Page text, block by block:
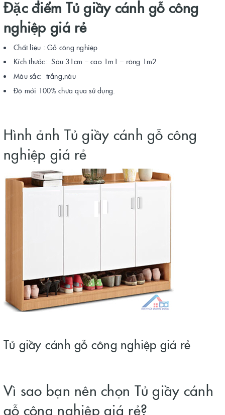
Đặc điểm Tủ giầy cánh gỗ công
nghiệp giá rẻ
Chất liệu : Gỗ công nghiệp
Kích thước: Sâu 31cm – cao 1m1 – rộng 1m2
Màu sắc: trắng,nâu
Độ mới 100% chưa qua sử dụng.
Hình ảnh Tủ giầy cánh gỗ công
nghiệp giá rẻ
Tủ giầy cánh gỗ công nghiệp giá rẻ
Vì sao bạn nên chọn Tủ giầy cánh
gỗ công nghiệp giá rẻ?